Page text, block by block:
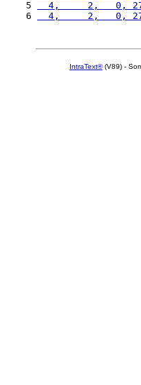
5
4,     2,   0,
6
4,     2,   0,
IntraText®(V89) -